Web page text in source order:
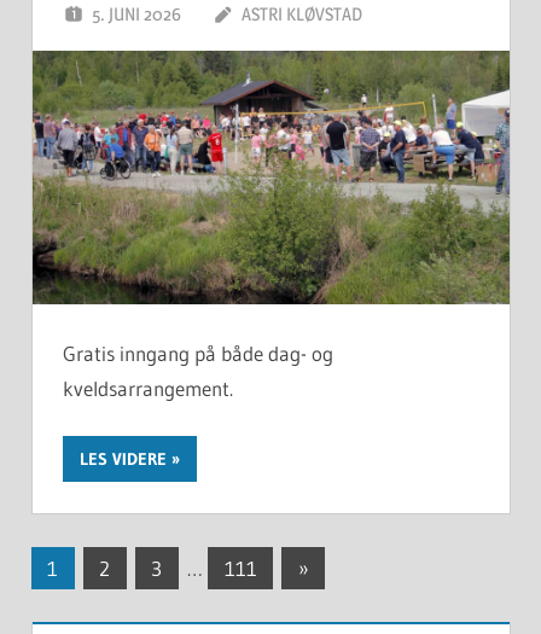
5. JUNI 2026 ASTRI KLØVSTAD
Gratis inngang på både dag- og
kveldsarrangement.
LES VIDERE
Innleggnavigasjon
1 2 3 … 111
Next
»